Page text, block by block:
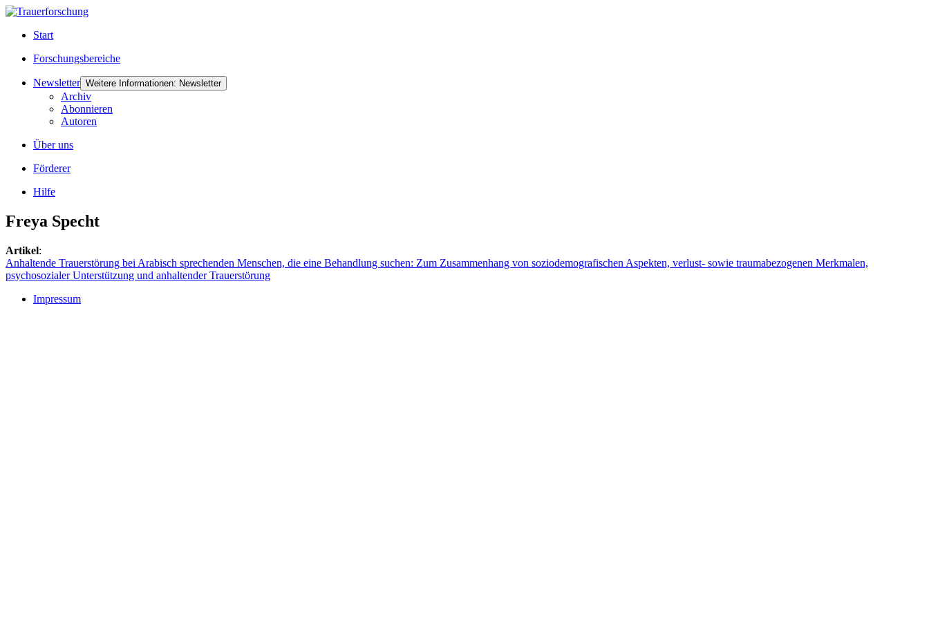
Start
Forschungsbereiche
Newsletter Weitere Informationen: Newsletter
Archiv
Abonnieren
Autoren
Über uns
Förderer
Hilfe
Freya Specht
Artikel:
Anhaltende Trauerstörung bei Arabisch sprechenden Menschen, die eine Behandlung suchen: Zum Zusammenhang von soziodemografischen Aspekten, verlust- sowie traumabezogenen Merkmalen,
psychosozialer Unterstützung und anhaltender Trauerstörung
Impressum